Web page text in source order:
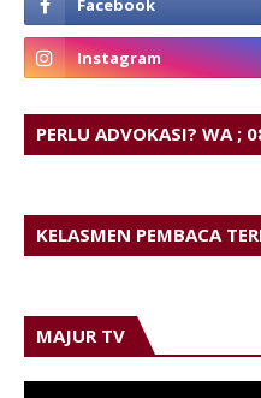
PERLU ADVOKASI? WA ;
KELASMEN PEMBACA
MAJUR TV